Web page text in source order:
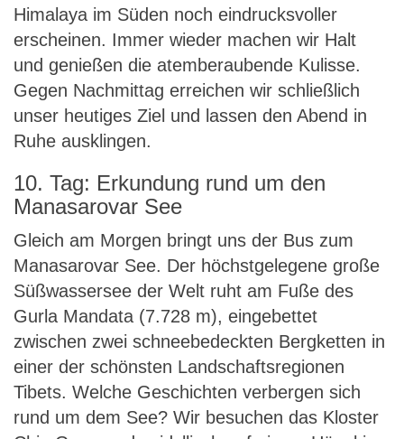
Himalaya im Süden noch eindrucksvoller
erscheinen. Immer wieder machen wir Halt
und genießen die atemberaubende Kulisse.
Gegen Nachmittag erreichen wir schließlich
unser heutiges Ziel und lassen den Abend in
Ruhe ausklingen.
10. Tag: Erkundung rund um den
Manasarovar See
Gleich am Morgen bringt uns der Bus zum
Manasarovar See. Der höchstgelegene große
Süßwassersee der Welt ruht am Fuße des
Gurla Mandata (7.728 m), eingebettet
zwischen zwei schneebedeckten Bergketten in
einer der schönsten Landschaftsregionen
Tibets. Welche Geschichten verbergen sich
rund um dem See? Wir besuchen das Kloster